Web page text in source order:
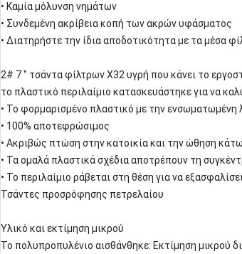
• Καμία μόλυνση νημάτων
• Συνδεμένη ακρίβεια κοπή των ακρών υφάσματος
• Διατηρήστε την ίδια αποδοτικότητα με τα μέσα
2# 7 " τσάντα φίλτρων X32 υγρή που κάνει το
το πλαστικό περιλαίμιο κατασκευάστηκε για να
• Το φορμαρισμένο πλαστικό με την ενσωματωμένη
• 100% αποτεφρώσιμος
• Ακριβώς πτώση στην κατοικία και την ώθηση κάτω
• Τα ομαλά πλαστικά σχέδια αποτρέπουν τη
• Το περιλαίμιο ράβεται στη θέση για να
Τσάντες προσρόφησης πετρελαίου
Υλικό και εκτίμηση μικρού
Το πολυπροπυλένιο αισθάνθηκε: Εκτίμηση μικρού